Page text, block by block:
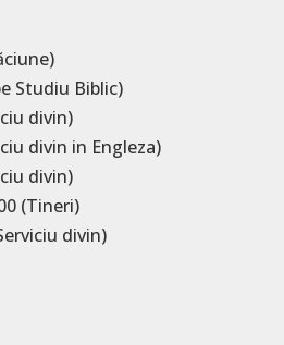
Studiu Biblic)
divin)
divin in Engleza)
divin)
(Tineri)
divin)